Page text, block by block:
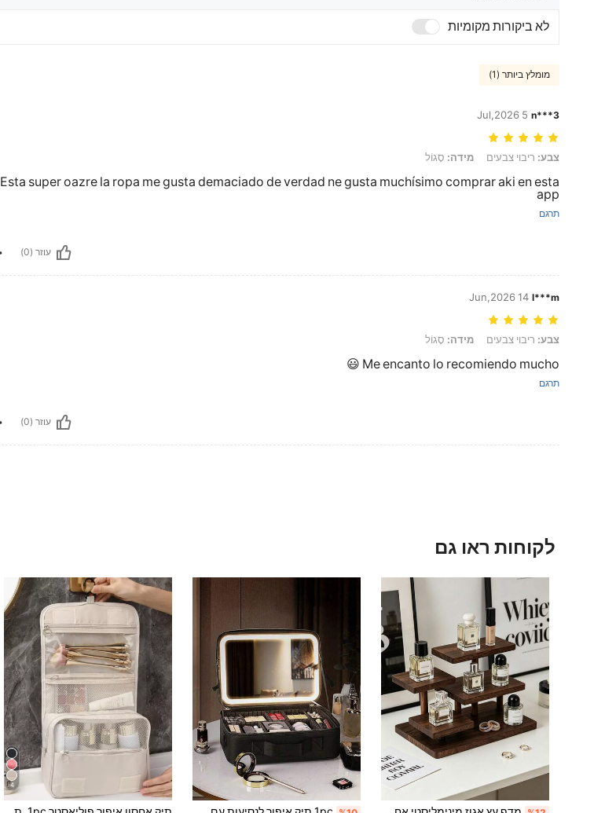
לא ביקורות מקומיות
מומלץ ביותר (1)
n***3
5 Jul,2026
צבע: ריבוי צבעים, מידה: סָגוֹל
צבע: ריבוי צבעים מידה: סָגוֹל
Esta super oazre la ropa me gusta demaciado de verdad ne gusta muchísimo comprar aki en esta
app
תרגם
עוזר (0)
l***m
14 Jun,2026
צבע: ריבוי צבעים, מידה: סָגוֹל
צבע: ריבוי צבעים מידה: סָגוֹל
Me encanto lo recomiendo mucho 😃
תרגם
עוזר (0)
לקוחות ראו גם
4
4# רבי מכר